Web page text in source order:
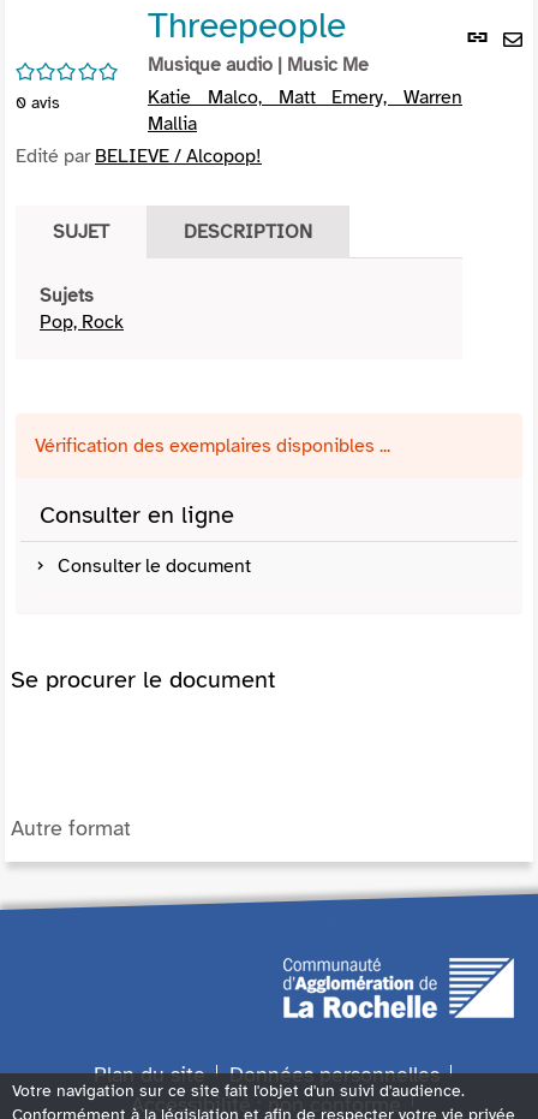
Lien
/5
0 avis
Threepeople
Musique audio | Music Me
Katie Malco, Matt Emery, Warren
Mallia
Edité par BELIEVE / Alcopop!
SUJET DESCRIPTION
Sujets
Pop, Rock
Vérification des exemplaires disponibles ...
Consulter en ligne
Consulter le document
Se procurer le document
Autre format
Plan du site
Données personnelles
Accessibilité : non conforme
Votre navigation sur ce site fait l'objet d'un suivi d'audience.
Conformément à la législation et afin de respecter votre vie privée,